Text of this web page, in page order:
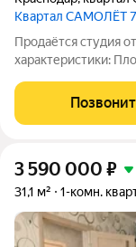
Квартал САМОЛЁТ 7
Продаётся студия
характеристики: Площадь: 24.60 кв. м Отделка: с отделкой
«Самолёт 7».
3 590 000 ₽
31,1 м² 1-комн.